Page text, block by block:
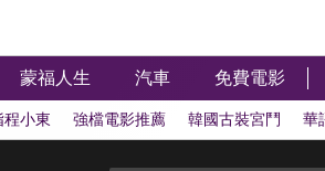
蒙福人生 汽車 免費電影
程小東 強檔電影推薦 韓國古裝宮鬥 華